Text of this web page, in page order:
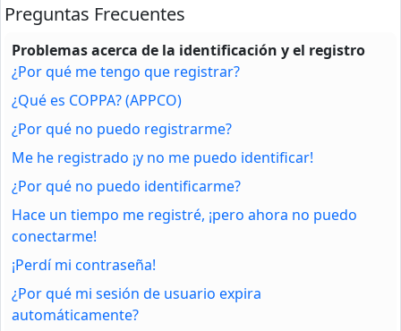
Preguntas Frecuentes
Problemas acerca de la identificación y el registro
¿Por qué me tengo que registrar?
¿Qué es COPPA? (APPCO)
¿Por qué no puedo registrarme?
Me he registrado ¡y no me puedo identificar!
¿Por qué no puedo identificarme?
Hace un tiempo me registré, ¡pero ahora no puedo
conectarme!
¡Perdí mi contraseña!
¿Por qué mi sesión de usuario expira
automáticamente?